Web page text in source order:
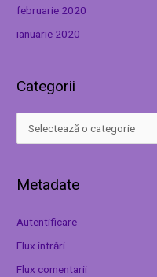
februarie 2020
ianuarie 2020
Categorii
Metadate
Autentificare
Flux intrări
Flux comentarii